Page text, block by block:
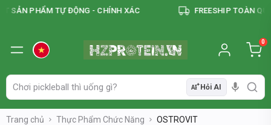
SẢN PHẨM TỰ ĐỘNG - CHÍNH XÁC FREESHIP TOÀN
AI Hỏi AI
0
Trang chủ Thực Phẩm Chức Năng OSTROVIT